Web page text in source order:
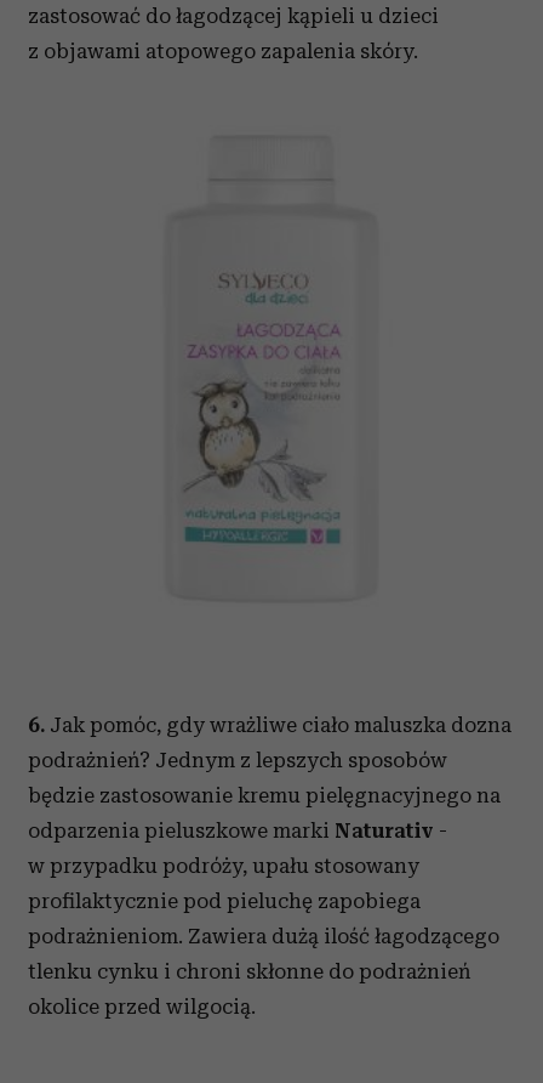
zastosować do łagodzącej kąpieli u dzieci
z objawami atopowego zapalenia skóry.
6. Jak pomóc, gdy wrażliwe ciało maluszka dozna
podrażnień? Jednym z lepszych sposobów
będzie zastosowanie kremu pielęgnacyjnego na
odparzenia pieluszkowe marki Naturativ -
w przypadku podróży, upału stosowany
profilaktycznie pod pieluchę zapobiega
podrażnieniom. Zawiera dużą ilość łagodzącego
tlenku cynku i chroni skłonne do podrażnień
okolice przed wilgocią.